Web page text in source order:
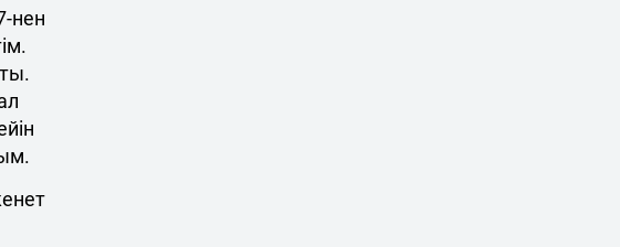
нен